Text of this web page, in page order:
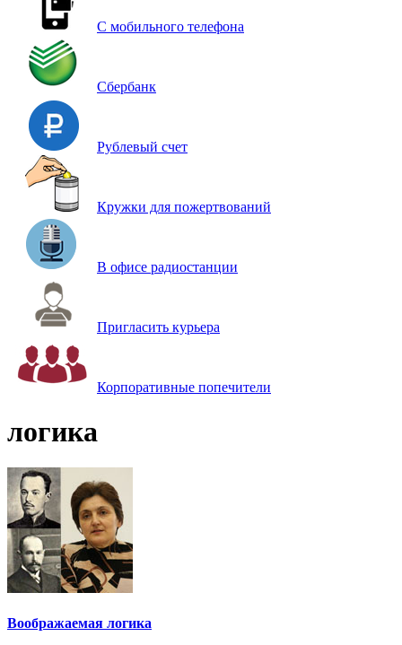
С мобильного телефона
Сбербанк
Рублевый счет
Кружки для пожертвований
В офисе радиостанции
Пригласить курьера
Корпоративные попечители
логика
Воображаемая логика